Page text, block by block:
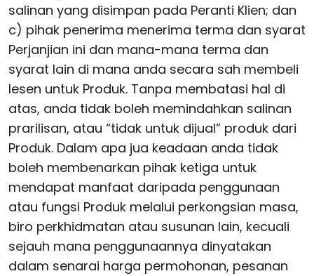
salinan yang disimpan pada Peranti Klien; dan
c) pihak penerima menerima terma dan syarat
Perjanjian ini dan mana-mana terma dan
syarat lain di mana anda secara sah membeli
lesen untuk Produk. Tanpa membatasi hal di
atas, anda tidak boleh memindahkan salinan
prarilisan, atau “tidak untuk dijual” produk dari
Produk. Dalam apa jua keadaan anda tidak
boleh membenarkan pihak ketiga untuk
mendapat manfaat daripada penggunaan
atau fungsi Produk melalui perkongsian masa,
biro perkhidmatan atau susunan lain, kecuali
sejauh mana penggunaannya dinyatakan
dalam senarai harga permohonan, pesanan